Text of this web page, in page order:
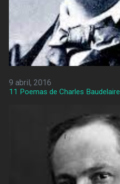
9 abril, 2016
11 Poemas de Charles Baudelaire